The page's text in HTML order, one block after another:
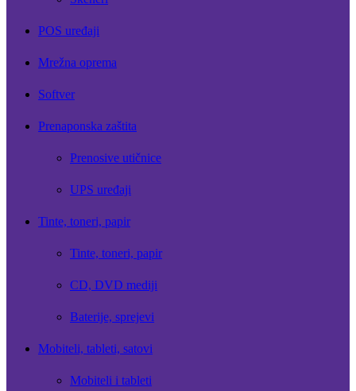
POS uređaji
Mrežna oprema
Softver
Prenaponska zaštita
Prenosive utičnice
UPS uređaji
Tinte, toneri, papir
Tinte, toneri, papir
CD, DVD mediji
Baterije, sprejevi
Mobiteli, tableti, satovi
Mobiteli i tableti